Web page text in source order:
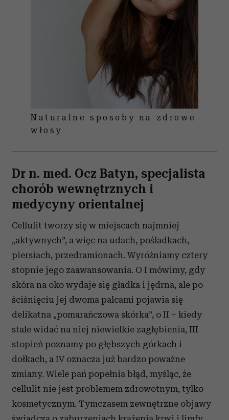
Naturalne sposoby na zdrowe
włosy
Dr n. med. Ocz Batyn, specjalista
chorób wewnętrznych i
medycyny orientalnej
Cellulit tworzy się w miejscach najmniej
„aktywnych”, a więc na udach, pośladkach,
piersiach, przedramionach. Wyróżniamy cztery
stopnie jego zaawansowania. O I mówimy, gdy
skóra na oko wydaje się gładka i jędrna, ale po
ściśnięciu jej dwoma palcami pojawia się
delikatna „pomarańczowa skórka”, o II – kiedy
stale widać na niej niewielkie zagłębienia, III
stopień poznamy po głębszych górkach i
dołkach, a IV oznacza już bardzo poważne
zmiany. Wiele pań popełnia błąd, myśląc, że
cellulit nie jest problemem zdrowotnym, tylko
kosmetycznym. Tymczasem zewnętrzne objawy